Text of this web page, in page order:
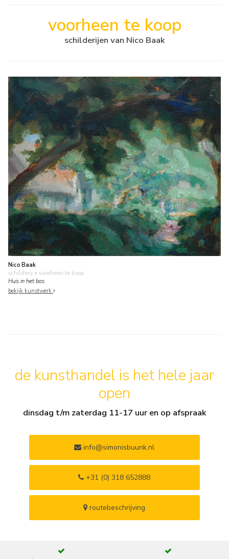
voorheen te koop
schilderijen van Nico Baak
Nico Baak
schilderij • voorheen te koop
Huis in het bos
bekijk kunstwerk
de kunsthandel is het hele jaar
open
dinsdag t/m zaterdag 11-17 uur en op afspraak
info@simonisbuunk.nl
+31 (0) 318 652888
routebeschrijving